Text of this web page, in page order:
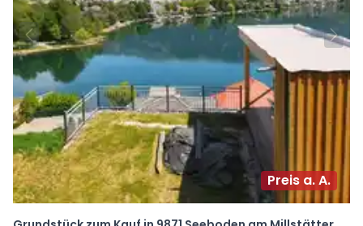
Preis a. A.